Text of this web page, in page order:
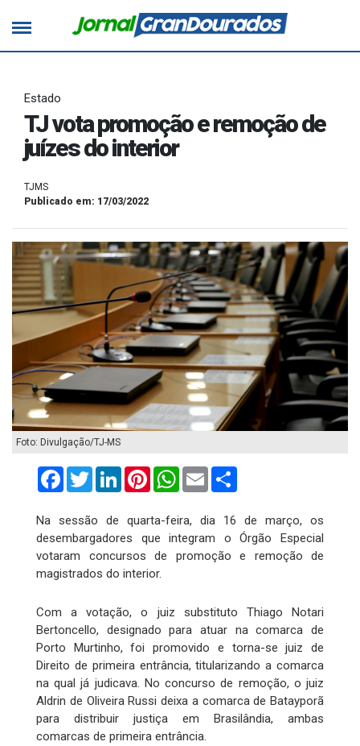
Estado
TJ vota promoção e remoção de
juízes do interior
TJMS
Publicado em: 17/03/2022
Foto: Divulgação/TJ-MS
FacebookTwitterLinkedInPinterestWhatsApp
Email
Na sessão de quarta-feira, dia 16 de março, os
desembargadores que integram o Órgão Especial
votaram concursos de promoção e remoção de
magistrados do interior.
Com a votação, o juiz substituto Thiago Notari
Bertoncello, designado para atuar na comarca de
Porto Murtinho, foi promovido e torna-se juiz de
Direito de primeira entrância, titularizando a comarca
na qual já judicava. No concurso de remoção, o juiz
Aldrin de Oliveira Russi deixa a comarca de Batayporã
para distribuir justiça em Brasilândia, ambas
comarcas de primeira entrância.